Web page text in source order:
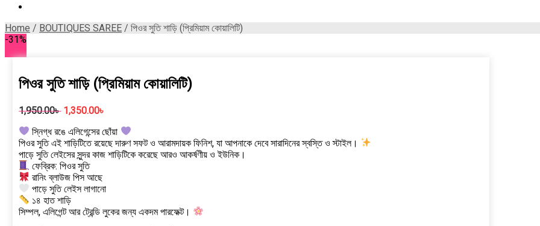
Home / BOUTIQUES SAREE / পিওর সুতি শাড়ি (প্রিমিয়াম কোয়ালিটি)
-31%
পিওর সুতি শাড়ি (প্রিমিয়াম কোয়ালিটি)
1,950.00৳ Original
was:
1,950.00৳ .
1,350.00৳
is:
1,350.00৳ .
স্নিগ্ধ রঙে এলিগেন্সের ছোঁয়া
পিওর সুতি এই শাড়িটিতে রয়েছে দারুণ সফট ও আরামদায়ক ফিনিশ, যা আপনাকে দেবে সারাদিনের স্বস্তি ও স্টাইল।
পাড়ে সুতি লেইসের সুন্দর কাজ শাড়িটিকে করেছে আরও আকর্ষণীয় ও ইউনিক।
ফেব্রিক: পিওর সুতি
রানিং ব্লাউজ পিস আছে
পাড়ে সুতি লেইস লাগানো
১৪ হাত শাড়ি
সিম্পল, এলিগেন্ট আর ট্রেন্ডি লুকের জন্য একদম পারফেক্ট।